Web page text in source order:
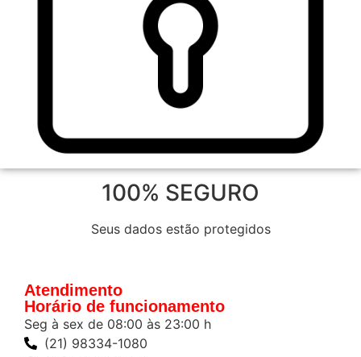
100% SEGURO
Seus dados estão protegidos
Atendimento
Horário de funcionamento
Seg à sex de 08:00 às 23:00 h
(21) 98334-1080